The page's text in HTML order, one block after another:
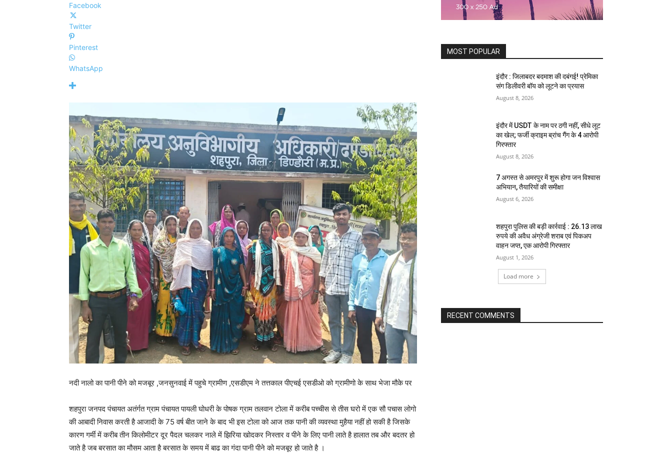
Facebook
Twitter
Pinterest
WhatsApp
नदी नालो का पानी पीने को मजबूर ,जनसुनवाई में पहुचे ग्रामीण ,एसडीएम ने तत्तकाल पीएचई एसडीओ को ग्रामीणो के साथ भेजा मौके पर
शहपुरा जनपद पंचायत अतंर्गत ग्राम पंचायत पायली घोधरी के पोषक ग्राम तलवान टोला में करीब पच्चीस से तीस घरो में एक सौ पचास लोगो
की आबादी निवास करती है आजादी के 75 वर्ष बीत जाने के बाद भी इस टोला को आज तक पानी की व्यवस्था मुहैया नहीं हो सकी है जिसके
कारण गर्मी में करीब तीन किलोमीटर दूर पैदल चलकर नाले में झिरिया खोदकर निस्तार व पीने के लिए पानी लाते है हालात तब और बदतर हो
जाते है जब बरसात का मौसम आता है बरसात के समय में बाढ का गंदा पानी पीने को मजबूर हो जाते है ।
MOST POPULAR
इंदौर : जिलाबदर बदमाश की दबंगई! प्रेमिका
संग डिलीवरी बॉय को लूटने का प्रयास
August 8, 2026
इंदौर में USDT के नाम पर ठगी नहीं, सीधे लूट
का खेल; फर्जी क्राइम ब्रांच गैंग के 4 आरोपी
गिरफ्तार
August 8, 2026
7 अगस्त से अमरपुर में शुरू होगा जन विश्वास
अभियान, तैयारियों की समीक्षा
August 6, 2026
शहपुरा पुलिस की बड़ी कार्रवाई : 26.13 लाख
रुपये की अवैध अंग्रेजी शराब एवं पिकअप
वाहन जप्त, एक आरोपी गिरफ्तार
August 1, 2026
Load more
RECENT COMMENTS